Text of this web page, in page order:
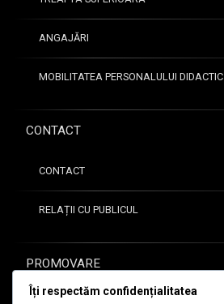
ANGAJĂRI
MOBILITATEA PERSONALULUI DIDACTIC
CONTACT
CONTACT
RELAȚII CU PUBLICUL
PROMOVARE
Îți respectăm confidențialitatea